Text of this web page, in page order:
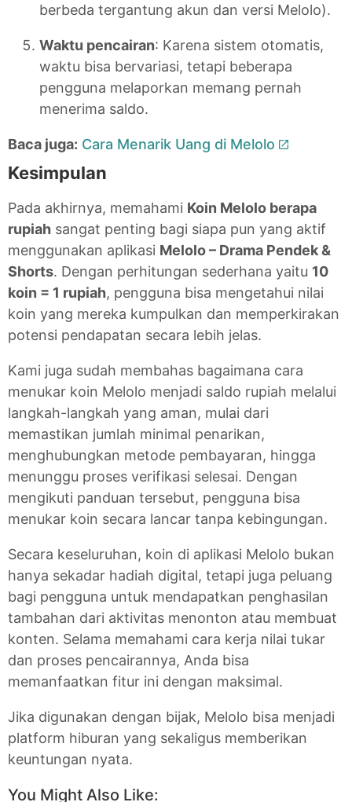
berbeda tergantung akun dan versi Melolo).
Waktu pencairan: Karena sistem otomatis,
waktu bisa bervariasi, tetapi beberapa
pengguna melaporkan memang pernah
menerima saldo.
Baca juga: Cara Menarik Uang di Melolo
Kesimpulan
Pada akhirnya, memahami Koin Melolo berapa
rupiah sangat penting bagi siapa pun yang aktif
menggunakan aplikasi Melolo – Drama Pendek &
Shorts. Dengan perhitungan sederhana yaitu 10
koin = 1 rupiah, pengguna bisa mengetahui nilai
koin yang mereka kumpulkan dan memperkirakan
potensi pendapatan secara lebih jelas.
Kami juga sudah membahas bagaimana cara
menukar koin Melolo menjadi saldo rupiah melalui
langkah-langkah yang aman, mulai dari
memastikan jumlah minimal penarikan,
menghubungkan metode pembayaran, hingga
menunggu proses verifikasi selesai. Dengan
mengikuti panduan tersebut, pengguna bisa
menukar koin secara lancar tanpa kebingungan.
Secara keseluruhan, koin di aplikasi Melolo bukan
hanya sekadar hadiah digital, tetapi juga peluang
bagi pengguna untuk mendapatkan penghasilan
tambahan dari aktivitas menonton atau membuat
konten. Selama memahami cara kerja nilai tukar
dan proses pencairannya, Anda bisa
memanfaatkan fitur ini dengan maksimal.
Jika digunakan dengan bijak, Melolo bisa menjadi
platform hiburan yang sekaligus memberikan
keuntungan nyata.
You Might Also Like: